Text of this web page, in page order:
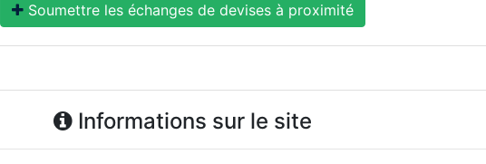
Soumettre les échanges de devises à proximité
Informations sur le site